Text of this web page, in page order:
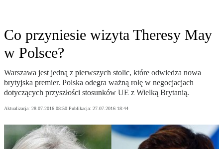
Co przyniesie wizyta Theresy May
w Polsce?
Warszawa jest jedną z pierwszych stolic, które odwiedza nowa
brytyjska premier. Polska odegra ważną rolę w negocjacjach
dotyczących przyszłości stosunków UE z Wielką Brytanią.
Aktualizacja: 28.07.2016 08:50 Publikacja: 27.07.2016 18:44